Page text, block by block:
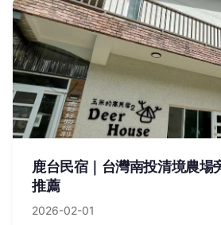
鹿台民宿｜台灣南投清境農場
推薦
2026-02-01